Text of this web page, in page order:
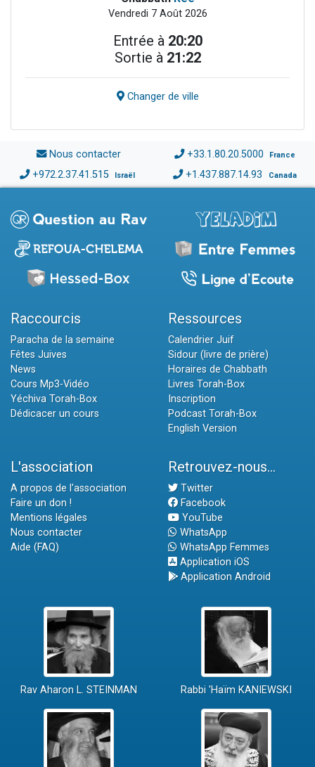
Vendredi 7 Août 2026
Entrée à 20:20
Sortie à 21:22
Changer de ville
Nous contacter +33.1.80.20.5000 France
+972.2.37.41.515 Israël +1.437.887.14.93 Canada
Raccourcis
Paracha de la semaine
Fêtes Juives
News
Cours Mp3-Vidéo
Yéchiva Torah-Box
Dédicacer un cours
Ressources
Calendrier Juif
Sidour (livre de prière)
Horaires de Chabbath
Livres Torah-Box
Inscription
Podcast Torah-Box
English Version
L'association
A propos de l'association
Faire un don !
Mentions légales
Nous contacter
Aide (FAQ)
Retrouvez-nous...
Twitter
Facebook
YouTube
WhatsApp
WhatsApp Femmes
Application iOS
Application Android
Rav Aharon L. STEINMAN Rabbi 'Haïm KANIEWSKI